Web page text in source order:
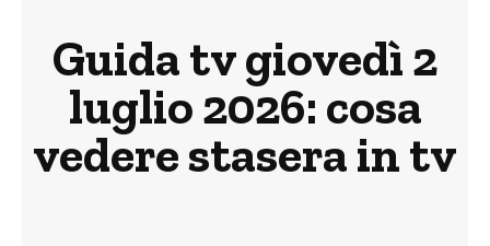
Guida tv giovedì 2
luglio 2026: cosa
vedere stasera in tv